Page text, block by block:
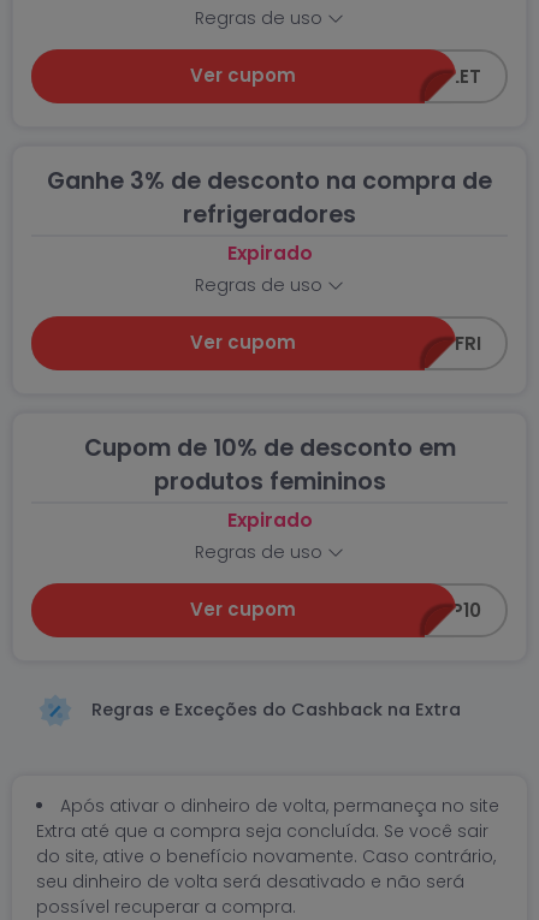
Regras de uso
Ver cupom OUTLET
Ganhe 3% de desconto na compra de
refrigeradores
Expirado
Regras de uso
Ver cupom CUPOMREFRI
Cupom de 10% de desconto em
produtos femininos
Expirado
Regras de uso
Ver cupom FEMP10
Regras e Exceções do Cashback na Extra
Após ativar o dinheiro de volta, permaneça no site
Extra até que a compra seja concluída. Se você sair
do site, ative o benefício novamente. Caso contrário,
seu dinheiro de volta será desativado e não será
possível recuperar a compra.